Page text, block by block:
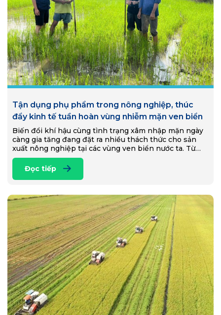
Tận dụng phụ phẩm trong nông nghiệp, thúc
đẩy kinh tế tuần hoàn vùng nhiễm mặn ven biển
Biến đổi khí hậu cùng tình trạng xâm nhập mặn ngày
càng gia tăng đang đặt ra nhiều thách thức cho sản
xuất nông nghiệp tại các vùng ven biển nước ta. Từ
Đồng…
Đọc tiếp